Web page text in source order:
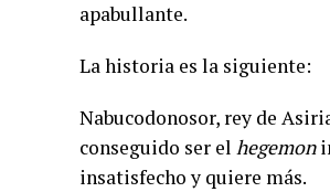
apabullante.
La historia es la siguiente:
Nabucodonosor, rey de
conseguido ser el hegemon
insatisfecho y quiere más.